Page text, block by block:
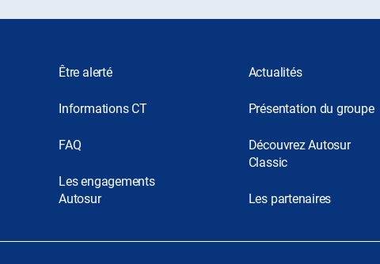
Être alerté
Informations CT
FAQ
Les engagements
Autosur
Actualités
Présentation du groupe
Découvrez Autosur
Classic
Les partenaires